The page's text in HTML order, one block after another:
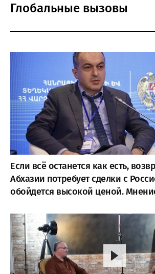
Глобальные вызовы
Если всё останется как есть,
Абхазии потребует сделки с
обойдется высокой ценой.